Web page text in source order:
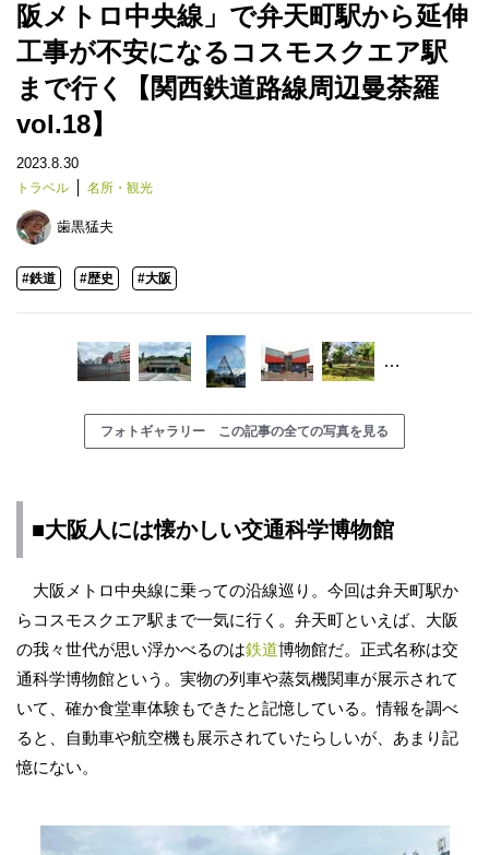
阪メトロ中央線」で弁天町駅から延伸
工事が不安になるコスモスクエア駅
まで行く【関西鉄道路線周辺曼荼羅
vol.18】
2023.8.30
トラベル 名所・観光
歯黒猛夫
#鉄道 #歴史 #大阪
…
フォトギャラリー この記事の全ての写真を見る
■大阪 人には懐かしい交通科学博物館
大阪メトロ中央線に乗っての沿線巡り。今回は弁天町駅か
らコスモスクエア駅まで一気に行く。弁天町といえば、大阪
の我々世代が思い浮かべるのは鉄道博物館だ。正式名称は交
通科学博物館という。実物の列車や蒸気機関車が展示されて
いて、確か食堂車体験もできたと記憶している。情報を調べ
ると、自動車や航空機も展示されていたらしいが、あまり記
憶にない。